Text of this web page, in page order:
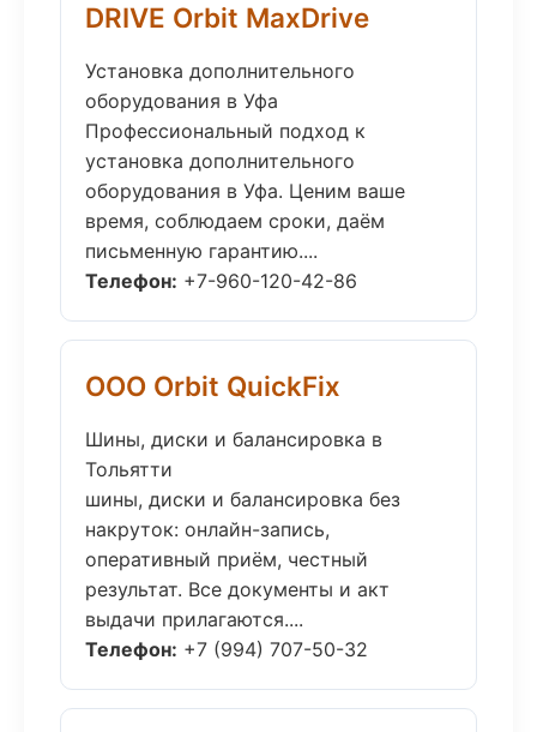
DRIVE Orbit MaxDrive
Установка дополнительного
оборудования в Уфа
Профессиональный подход к
установка дополнительного
оборудования в Уфа. Ценим ваше
время, соблюдаем сроки, даём
письменную гарантию....
Телефон: +7-960-120-42-86
ООО Orbit QuickFix
Шины, диски и балансировка в
Тольятти
шины, диски и балансировка без
накруток: онлайн-запись,
оперативный приём, честный
результат. Все документы и акт
выдачи прилагаются....
Телефон: +7 (994) 707-50-32